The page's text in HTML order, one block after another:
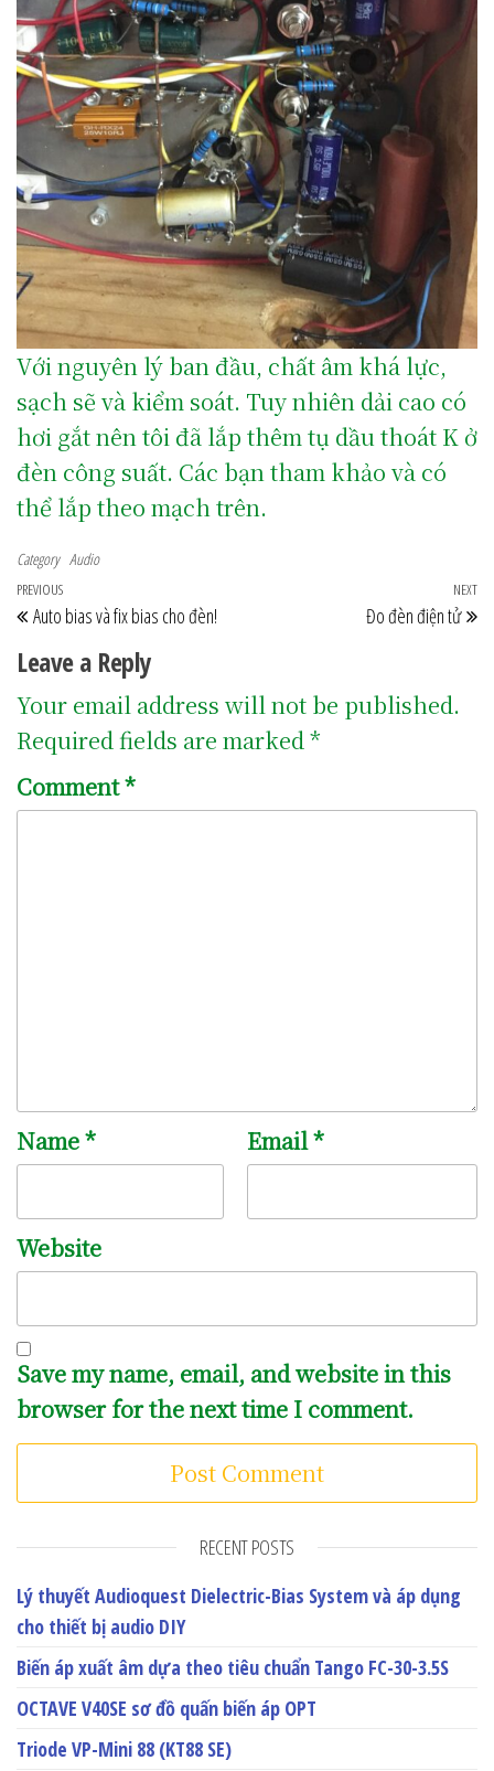
Với nguyên lý ban đầu, chất âm khá lực,
sạch sẽ và kiểm soát. Tuy nhiên dải cao có
hơi gắt nên tôi đã lắp thêm tụ dầu thoát K ở
đèn công suất. Các bạn tham khảo và có
thể lắp theo mạch trên.
Category Audio
Post navigation
Previous Post
PREVIOUS
Auto bias và fix bias cho đèn!
NEXT
Đo đèn điện tử
Leave a Reply
Your email address will not be published.
Required fields are marked*
Comment*
Name* Email*
Website
Save my name, email, and website in this
browser for the next time I comment.
RECENT POSTS
Lý thuyết Audioquest Dielectric-Bias System và áp dụng
cho thiết bị audio DIY
Biến áp xuất âm dựa theo tiêu chuẩn Tango FC-30-3.5S
OCTAVE V40SE sơ đồ quấn biến áp OPT
Triode VP-Mini 88 (KT88 SE)